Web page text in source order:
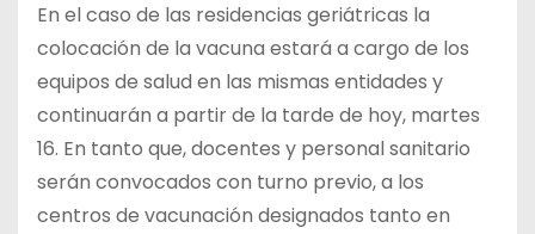
En el caso de las residencias geriátricas la
colocación de la vacuna estará a cargo de los
equipos de salud en las mismas entidades y
continuarán a partir de la tarde de hoy, martes
16. En tanto que, docentes y personal sanitario
serán convocados con turno previo, a los
centros de vacunación designados tanto en